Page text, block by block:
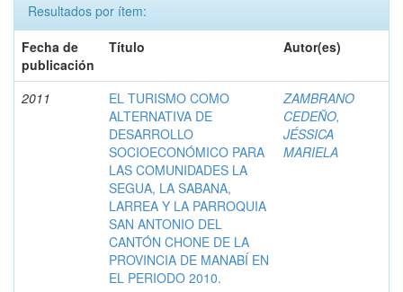
Resultados por ítem:
Fecha de
publicación
Título Autor(es)
2011
EL TURISMO COMO
ALTERNATIVA DE
DESARROLLO
SOCIOECONÓMICO PARA
LAS COMUNIDADES LA
SEGUA, LA SABANA,
LARREA Y LA PARROQUIA
SAN ANTONIO DEL
CANTÓN CHONE DE LA
PROVINCIA DE MANABÍ EN
EL PERIODO 2010.
ZAMBRANO
CEDEÑO,
JÉSSICA
MARIELA